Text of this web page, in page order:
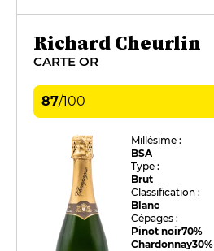
Richard Cheurlin
CARTE OR
87/100
Millésime :
BSA
Type :
Brut
Classification :
Blanc
Cépages :
Pinot noir70%
Chardonnay30%